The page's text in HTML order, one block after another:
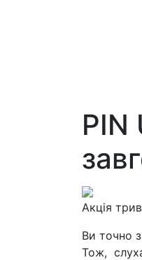
PIN
Акція
Ви точно
Тож,